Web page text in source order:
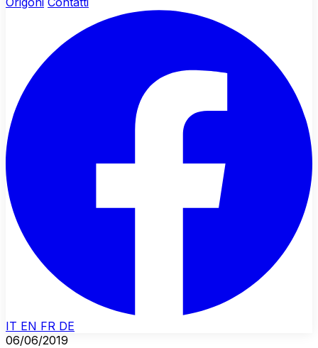
IT EN FR DE
06/06/2019